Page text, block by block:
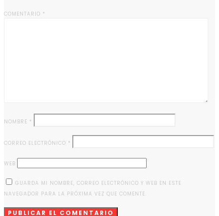
COMENTARIO *
NOMBRE *
CORREO ELECTRÓNICO *
WEB
GUARDA MI NOMBRE, CORREO ELECTRÓNICO Y WEB EN ESTE
NAVEGADOR PARA LA PRÓXIMA VEZ QUE COMENTE.